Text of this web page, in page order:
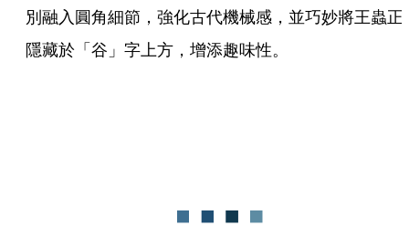
別融入圓角細節，強化古代機械感，並巧妙將王蟲正
隱藏於「谷」字上方，增添趣味性。